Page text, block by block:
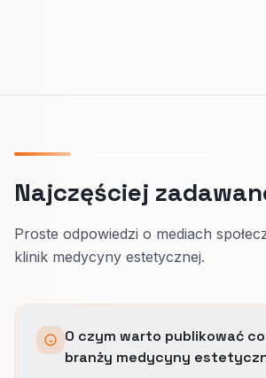
Najczęściej
Proste odpowiedzi o mediach
klinik medycyny estetycznej.
O czym warto publikować
branży medycyny